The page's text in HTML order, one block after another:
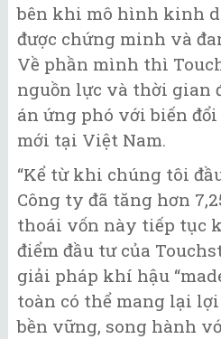
bên khi mô hình kinh
được chứng minh và
Về phần mình thì
nguồn lực và thời gian
án ứng phó với biến
mới tại Việt Nam.
“Kể từ khi chúng tôi
Công ty đã tăng hơn
thoái vốn này tiếp tục
điểm đầu tư của
giải pháp khí hậu
toàn có thể mang lại
bền vững, song hành